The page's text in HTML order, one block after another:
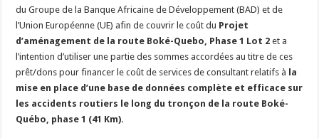
du Groupe de la Banque Africaine de Développement (BAD) et de
l’Union Européenne (UE) afin de couvrir le coût du Projet
d’aménagement de la route Boké-Quebo, Phase 1 Lot 2 et a
l’intention d’utiliser une partie des sommes accordées au titre de ces
prêt/dons pour financer le coût de services de consultant relatifs à la
mise en place d’une base de données complète et efficace sur
les accidents routiers le long du tronçon de la route Boké-
Québo, phase 1 (41 Km).